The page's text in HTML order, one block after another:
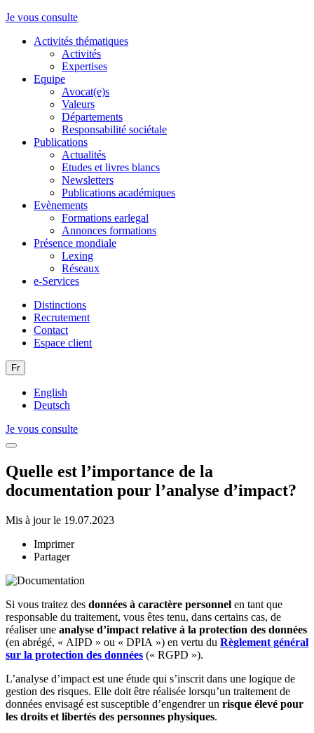
Je vous consulte
Activités thématiques
Activités
Expertises
Equipe
Avocat(e)s
Valeurs
Départements
Responsabilité sociétale
Publications
Actualités
Etudes et livres blancs
Newsletters
Publications académiques
Evènements
Formations earlegal
Annonces formations
Présence mondiale
Lexing
Réseaux
e-Services
Distinctions
Recrutement
Contact
Espace client
Fr
English
Deutsch
Je vous consulte
Quelle est l’importance de la
documentation pour l’analyse d’impact?
Mis à jour le 19.07.2023
Imprimer
Partager
Si vous traitez des données à caractère personnel en tant que
responsable du traitement, vous êtes tenu, dans certains cas, de
réaliser une analyse d’impact relative à la protection des données
(en abrégé, « AIPD » ou « DPIA ») en vertu du Règlement général
sur la protection des données (« RGPD »).
L’analyse d’impact est une étude qui s’inscrit dans une logique de
gestion des risques. Elle doit être réalisée lorsqu’un traitement de
données envisagé est susceptible d’engendrer un risque élevé pour
les droits et libertés des personnes physiques.